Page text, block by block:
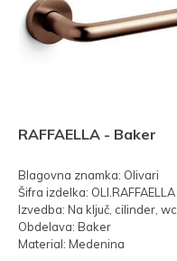
RAFFAELLA - Baker
Blagovna znamka: Olivari
Šifra izdelka: OLI.RAFFAELLA
Izvedba: Na ključ, cilinder, wc
Obdelava: Baker
Material: Medenina